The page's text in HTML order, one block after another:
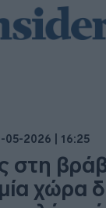
05-2026 | 16:25
στη
χώρα